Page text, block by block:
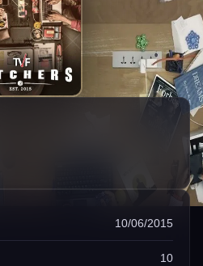
10/06/2015
10